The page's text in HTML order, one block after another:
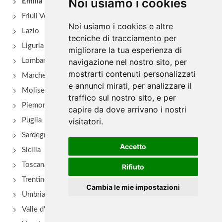
Noi usiamo i cookies
Noi usiamo i cookies e altre
tecniche di tracciamento per
migliorare la tua esperienza di
navigazione nel nostro sito, per
mostrarti contenuti personalizzati
e annunci mirati, per analizzare il
traffico sul nostro sito, e per
capire da dove arrivano i nostri
visitatori.
Accetto
Rifiuto
Cambia le mie impostazioni
frazione Campolo 22, Grizzana Morandi
Antica Hostaria della Rocca di Badolo
via Brento 2, Sasso Marconi - Località Badolo
Friuli Venezia Giulia
Lazio
Liguria
Lombardia
Marche
Molise
Piemonte
Puglia
Sardegna
Sicilia
Toscana
Trentino Alto Adige
Umbria
Valle d'Aosta